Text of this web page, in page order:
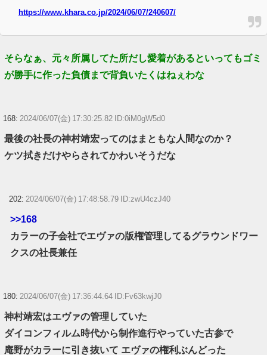
https://www.khara.co.jp/2024/06/07/240607/
そらなぁ、元々所属してた所だし愛着があるといってもゴミ
が勝手に作った負債まで背負いたくはねぇわな
168: 2024/06/07(金) 17:30:25.82 ID:0iM0gW5d0
最後の社長の神村靖宏ってのはまともな人間なのか？
ケツ拭きだけやらされてかわいそうだな
202: 2024/06/07(金) 17:48:58.79 ID:zwU4czJ40
>>168
カラーの子会社でエヴァの版権管理してるグラウンドワー
クスの社長兼任
180: 2024/06/07(金) 17:36:44.64 ID:Fv63kwjJ0
神村靖宏はエヴァの管理していた
ダイコンフィルム時代から制作進行やっていた古参で
庵野がカラーに引き抜いて エヴァの権利ぶんどった